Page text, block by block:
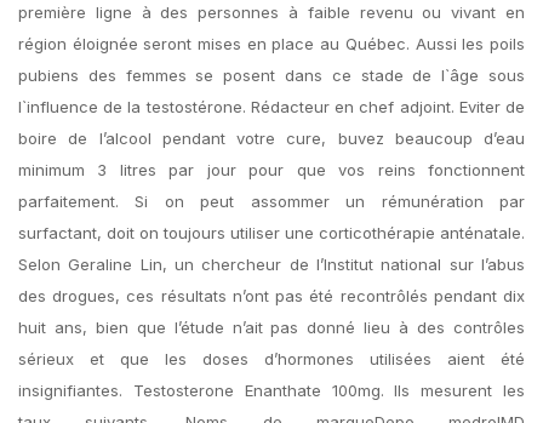
première ligne à des personnes à faible revenu ou vivant en
région éloignée seront mises en place au Québec. Aussi les poils
pubiens des femmes se posent dans ce stade de l`âge sous
l`influence de la testostérone. Rédacteur en chef adjoint. Eviter de
boire de l’alcool pendant votre cure, buvez beaucoup d’eau
minimum 3 litres par jour pour que vos reins fonctionnent
parfaitement. Si on peut assommer un rémunération par
surfactant, doit on toujours utiliser une corticothérapie anténatale.
Selon Geraline Lin, un chercheur de l’Institut national sur l’abus
des drogues, ces résultats n’ont pas été recontrôlés pendant dix
huit ans, bien que l’étude n’ait pas donné lieu à des contrôles
sérieux et que les doses d’hormones utilisées aient été
insignifiantes. Testosterone Enanthate 100mg. Ils mesurent les